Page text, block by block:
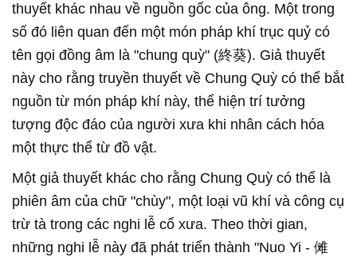
thuyết khác nhau về nguồn gốc của ông. Một trong
số đó liên quan đến một món pháp khí trục quỷ có
tên gọi đồng âm là "chung quỳ" (終葵). Giả thuyết
này cho rằng truyền thuyết về Chung Quỳ có thể bắt
nguồn từ món pháp khí này, thể hiện trí tưởng
tượng độc đáo của người xưa khi nhân cách hóa
một thực thể từ đồ vật.
Một giả thuyết khác cho rằng Chung Quỳ có thể là
phiên âm của chữ "chùy", một loại vũ khí và công cụ
trừ tà trong các nghi lễ cổ xưa. Theo thời gian,
những nghi lễ này đã phát triển thành "Nuo Yi - 傩